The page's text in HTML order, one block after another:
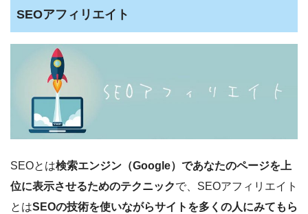
SEOアフィリエイト
SEOとは検索エンジン（Google）であなたのページを上
位に表示させるためのテクニックで、SEOアフィリエイト
とはSEOの技術を使いながらサイトを多くの人にみてもら